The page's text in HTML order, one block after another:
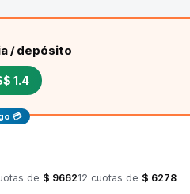
/ depósito
1.4
💳
de $ 966212 cuotas de $ 6278